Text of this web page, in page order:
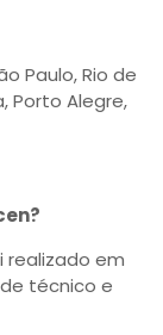
Paulo, Rio de
Porto Alegre,
realizado em
técnico e